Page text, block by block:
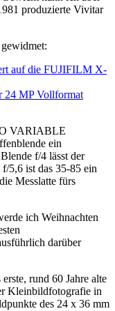
produzierte Vivitar
auf die FUJIFILM X-
24 MP Vollformat
VARIABLE
ein
f/4 lässt der
5,6 ist das 35-85 ein
Messlatte fürs
ich Weihnachten
darüber
rund 60 Jahre alte
Kleinbildfotografie in
des 24 x 36 mm